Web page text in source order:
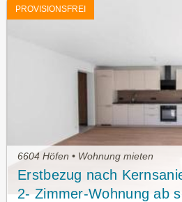
PROVISIONSFREI
6604 Höfen • Wohnung mieten
Erstbezug nach
2- Zimmer-Wohnung ab